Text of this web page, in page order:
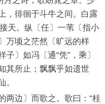
，徘徊于斗牛之间。白露
天。纵〔任〕一苇〔指小
万顷之茫然〔旷远的样
〕如冯〔通“凭”，乘〕
其所止；飘飘乎如遗世
。
边〕而歌之。歌曰：“桂